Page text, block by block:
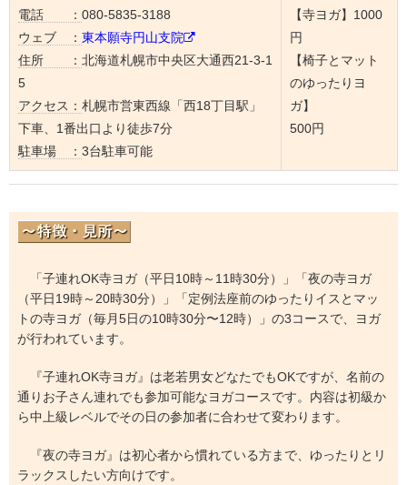
電話 ： 080-5835-3188
ウェブ ： 東本願寺円山支院
住所 ： 北海道札幌市中央区大通西21-3-1
5
アクセス： 札幌市営東西線「西18丁目駅」
下車、1番出口より徒歩7分
駐車場 ： 3台駐車可能
【寺ヨガ】1000
円
【椅子とマット
のゆったりヨ
ガ】
500円
「子連れOK寺ヨガ（平日10時～11時30分）」「夜の寺ヨガ
（平日19時～20時30分）」「定例法座前のゆったりイスとマッ
トの寺ヨガ（毎月5日の10時30分〜12時）」の3コースで、ヨガ
が行われています。
『子連れOK寺ヨガ』は老若男女どなたでもOKですが、名前の
通りお子さん連れでも参加可能なヨガコースです。内容は初級か
ら中上級レベルでその日の参加者に合わせて変わります。
『夜の寺ヨガ』は初心者から慣れている方まで、ゆったりとリ
ラックスしたい方向けです。